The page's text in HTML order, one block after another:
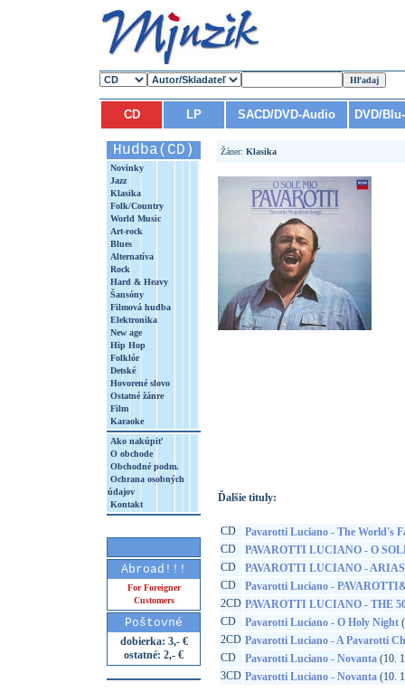
CD LP SACD/DVD-Audio DVD/
Hudba(CD)
Novinky
Jazz
Klasika
Folk/Country
World Music
Art-rock
Blues
Alternatíva
Rock
Hard & Heavy
Šansóny
Filmová hudba
Elektronika
New age
Hip Hop
Folklór
Detské
Hovorené slovo
Ostatné žánre
Film
Karaoke
Ako nakúpiť
O obchode
Obchodné podm.
Ochrana osobných
údajov
Kontakt
Abroad!!!
For Foreigner
Customers
Poštovné
dobierka: 3,- €
ostatné: 2,- €
Žáner: Klasika
Ďalšie tituly:
CD
Pavarotti Luciano - The World's
CD
PAVAROTTI LUCIANO - O
CD
PAVAROTTI LUCIANO -
CD
Pavarotti Luciano -
2CD PAVAROTTI LUCIANO - THE
CD
Pavarotti Luciano - O Holy Night
2CD Pavarotti Luciano - A Pavarotti
CD
Pavarotti Luciano - Novanta (10.
3CD Pavarotti Luciano - Novanta (10.